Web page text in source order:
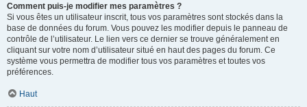
Comment puis-je modifier mes paramètres ?
Si vous êtes un utilisateur inscrit, tous vos paramètres sont stockés dans la
base de données du forum. Vous pouvez les modifier depuis le panneau de
contrôle de l’utilisateur. Le lien vers ce dernier se trouve généralement en
cliquant sur votre nom d’utilisateur situé en haut des pages du forum. Ce
système vous permettra de modifier tous vos paramètres et toutes vos
préférences.
Haut